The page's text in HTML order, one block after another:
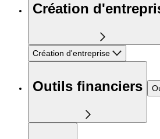
Création
Création d'entreprise
Outils financiers